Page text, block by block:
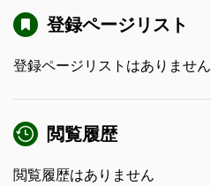
登録ページリスト
登録ページリストはありません
閲覧履歴
閲覧履歴はありません